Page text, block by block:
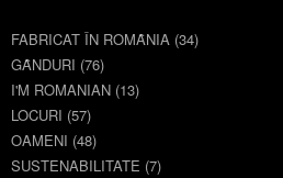
FABRICAT ÎN ROMȂNIA (34)
GȂNDURI (76)
I'M ROMANIAN (13)
LOCURI (57)
OAMENI (48)
SUSTENABILITATE (7)